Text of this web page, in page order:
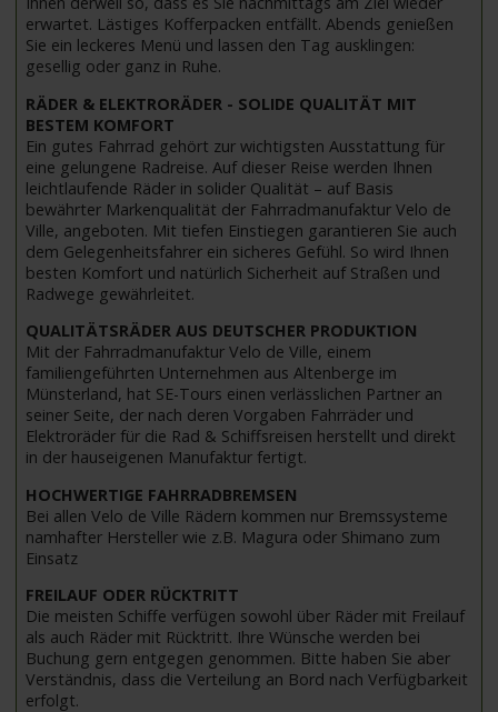
erwartet. Lästiges Kofferpacken entfällt. Abends genießen
Sie ein leckeres Menü und lassen den Tag ausklingen:
gesellig oder ganz in Ruhe.
RÄDER & ELEKTRORÄDER - SOLIDE QUALITÄT MIT
BESTEM KOMFORT
Ein gutes Fahrrad gehört zur wichtigsten Ausstattung für
eine gelungene Radreise. Auf dieser Reise werden Ihnen
leichtlaufende Räder in solider Qualität – auf Basis
bewährter Markenqualität der Fahrradmanufaktur Velo de
Ville, angeboten. Mit tiefen Einstiegen garantieren Sie auch
dem Gelegenheitsfahrer ein sicheres Gefühl. So wird Ihnen
besten Komfort und natürlich Sicherheit auf Straßen und
Radwege gewährleitet.
QUALITÄTSRÄDER AUS DEUTSCHER PRODUKTION
Mit der Fahrradmanufaktur Velo de Ville, einem
familiengeführten Unternehmen aus Altenberge im
Münsterland, hat SE-Tours einen verlässlichen Partner an
seiner Seite, der nach deren Vorgaben Fahrräder und
Elektroräder für die Rad & Schiffsreisen herstellt und direkt
in der hauseigenen Manufaktur fertigt.
HOCHWERTIGE FAHRRADBREMSEN
Bei allen Velo de Ville Rädern kommen nur Bremssysteme
namhafter Hersteller wie z.B. Magura oder Shimano zum
Einsatz
FREILAUF ODER RÜCKTRITT
Die meisten Schiffe verfügen sowohl über Räder mit Freilauf
als auch Räder mit Rücktritt. Ihre Wünsche werden bei
Buchung gern entgegen genommen. Bitte haben Sie aber
Verständnis, dass die Verteilung an Bord nach Verfügbarkeit
erfolgt.